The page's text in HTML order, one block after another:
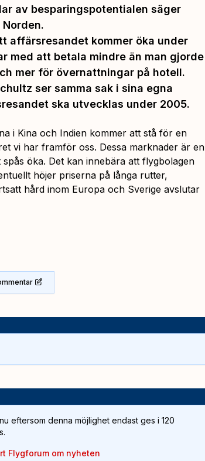
av besparingspotentialen säger
Norden.
affärsresandet kommer öka under
med att betala mindre än man gjorde
mer för övernattningar på hotell.
ser samma sak i sina egna
ska utvecklas under 2005.
i Kina och Indien kommer att stå för en
vi har framför oss. Dessa marknader är en
öka. Det kan innebära att flygbolagen
höjer priserna på långa rutter,
hård inom Europa och Sverige avslutar
eftersom denna möjlighet endast ges i 120
Flygforum om nyheten